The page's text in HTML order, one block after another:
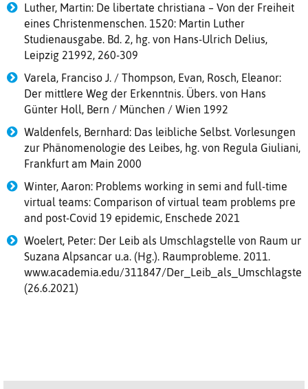
Luther, Martin: De libertate christiana – Von der Freiheit
eines Christenmenschen. 1520: Martin Luther
Studienausgabe. Bd. 2, hg. von Hans-Ulrich Delius,
Leipzig 21992, 260-309
Varela, Franciso J. / Thompson, Evan, Rosch, Eleanor:
Der mittlere Weg der Erkenntnis. Übers. von Hans
Günter Holl, Bern / München / Wien 1992
Waldenfels, Bernhard: Das leibliche Selbst. Vorlesungen
zur Phänomenologie des Leibes, hg. von Regula Giuliani,
Frankfurt am Main 2000
Winter, Aaron: Problems working in semi and full-time
virtual teams: Comparison of virtual team problems pre
and post-Covid 19 epidemic, Enschede 2021
Woelert, Peter: Der Leib als Umschlagstelle von Raum
Suzana Alpsancar u.a. (Hg.). Raumprobleme. 2011.
www.academia.edu/311847/
(26.6.2021)